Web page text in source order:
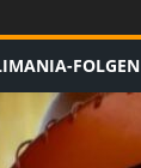
FOLGEN